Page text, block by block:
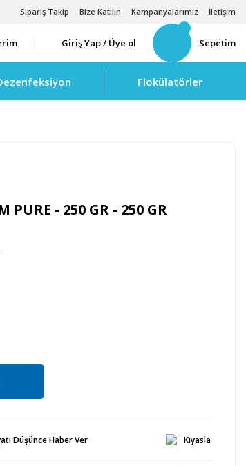
Sipariş Takip Bize Katılın Kampanyalarımız İletişim
Giriş Yap / Üye ol Sepetim
Flokülatörler
PURE - 250 GR - 250 GR
Düşünce Haber Ver Kıyasla